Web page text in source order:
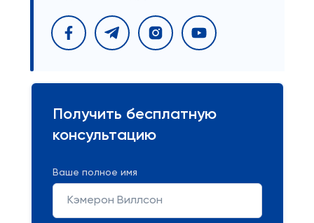
Получить бесплатную
консультацию
Ваше полное имя